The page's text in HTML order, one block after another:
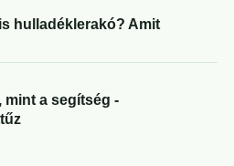
hulladéklerakó? Amit
a segítség -